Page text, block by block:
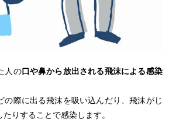
人の口や鼻から放出される飛沫による感染
の際に出る飛沫を吸い込んだり、飛沫がじ
りすることで感染します。